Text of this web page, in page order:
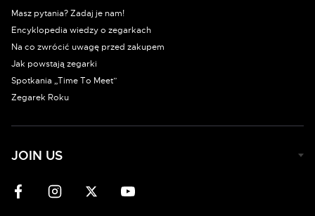
Masz pytania? Zadaj je nam!
Encyklopedia wiedzy o zegarkach
Na co zwrócić uwagę przed zakupem
Jak powstają zegarki
Spotkania „Time To Meet”
Zegarek Roku
JOIN US